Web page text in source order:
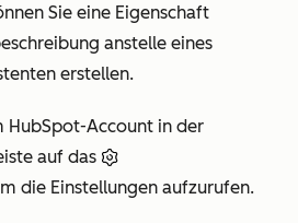
Sie eine Eigenschaft
anstelle eines
erstellen.
HubSpot-Account in der
auf das
die Einstellungen aufzurufen.